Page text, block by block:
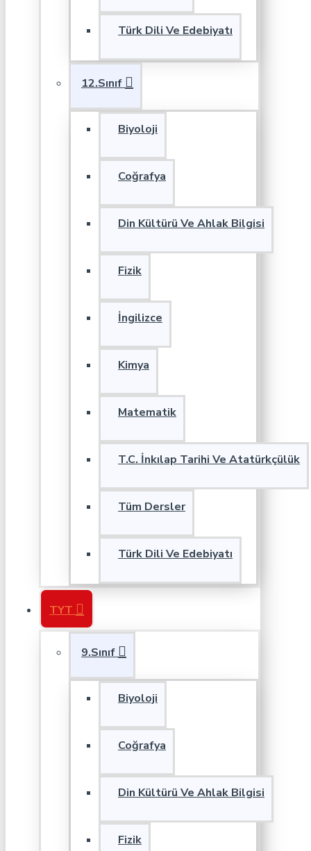
Türk Dili Ve Edebiyatı
12.Sınıf
Biyoloji
Coğrafya
Din Kültürü Ve Ahlak Bilgisi
Fizik
İngilizce
Kimya
Matematik
T.C. İnkılap Tarihi Ve Atatürkçülük
Tüm Dersler
Türk Dili Ve Edebiyatı
TYT
9.Sınıf
Biyoloji
Coğrafya
Din Kültürü Ve Ahlak Bilgisi
Fizik